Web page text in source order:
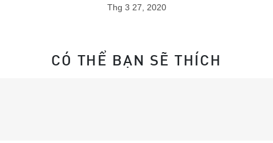
Thg 3 27, 2020
CÓ THỂ BẠN SẼ THÍCH